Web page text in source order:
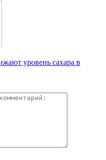
уровень сахара в